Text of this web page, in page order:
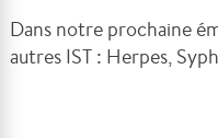
Dans notre prochaine
autres IST : Herpes,